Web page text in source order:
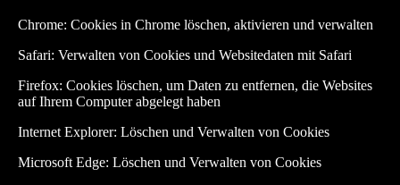
Chrome: Cookies in Chrome löschen, aktivieren und verwalten
Safari: Verwalten von Cookies und Websitedaten mit Safari
Firefox: Cookies löschen, um Daten zu entfernen, die Websites
auf Ihrem Computer abgelegt haben
Internet Explorer: Löschen und Verwalten von Cookies
Microsoft Edge: Löschen und Verwalten von Cookies